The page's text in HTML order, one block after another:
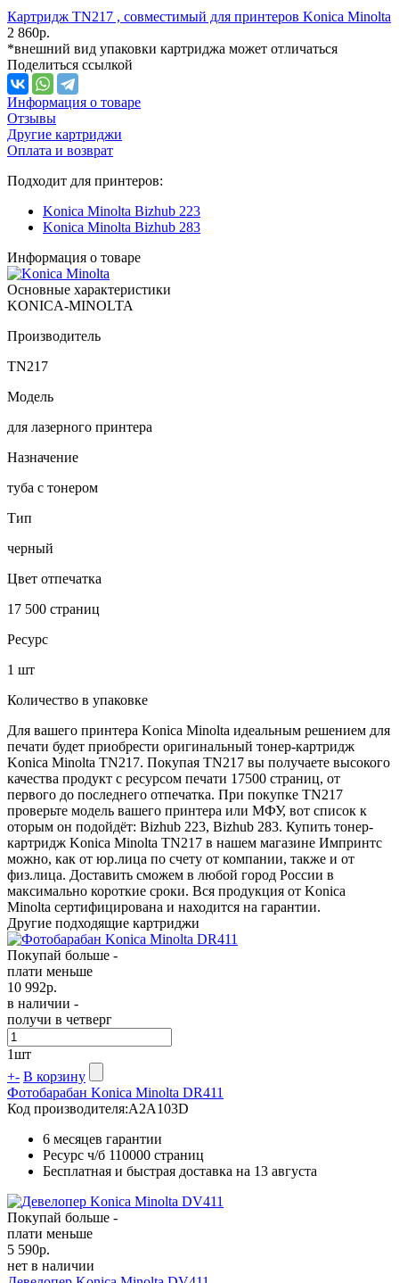
Картридж TN217 , совместимый для принтеров Konica Minolta
2 860р.
*внешний вид упаковки картриджа может отличаться
Поделиться ссылкой
Информация о товаре
Отзывы
Другие картриджи
Оплата и возврат
Подходит для принтеров:
Konica Minolta Bizhub 223
Konica Minolta Bizhub 283
Информация о товаре
Основные характеристики
KONICA-MINOLTA
Производитель
TN217
Модель
для лазерного принтера
Назначение
туба с тонером
Тип
черный
Цвет отпечатка
17 500 страниц
Ресурс
1 шт
Количество в упаковке
Для вашего принтера Konica Minolta идеальным решением для
печати будет приобрести оригинальный тонер-картридж
Konica Minolta TN217. Покупая TN217 вы получаете высокого
качества продукт с ресурсом печати 17500 страниц, от
первого до последнего отпечатка. При покупке TN217
проверьте модель вашего принтера или МФУ, вот список к
оторым он подойдёт: Bizhub 223, Bizhub 283. Купить тонер-
картридж Konica Minolta TN217 в нашем магазине Импринтс
можно, как от юр.лица по счету от компании, также и от
физ.лица. Доставить сможем в любой город России в
максимально короткие сроки. Вся продукция от Konica
Minolta сертифицирована и находится на гарантии.
Другие подходящие картриджи
Покупай больше -
плати меньше
10 992р.
в наличии -
получи в четверг
1шт
+- В корзину
Фотобарабан Konica Minolta DR411
Код производителя:A2A103D
6 месяцев гарантии
Ресурс ч/б 110000 страниц
Бесплатная и быстрая доставка на 13 августа
Покупай больше -
плати меньше
5 590р.
нет в наличии